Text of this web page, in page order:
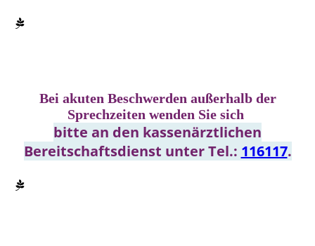
Bei akuten Beschwerden außerhalb der
Sprechzeiten wenden Sie sich
bitte an den kassenärztlichen
Bereitschaftsdienst unter Tel.: 116117.